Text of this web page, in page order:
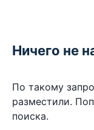
Ничего не
По такому
разместили.
поиска.